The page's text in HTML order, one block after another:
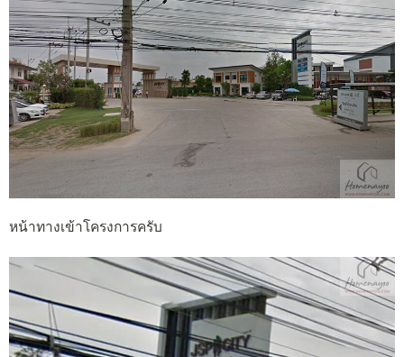
หน้าทางเข้าโครงการครับ